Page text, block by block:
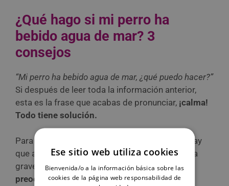
¿Qué hago si mi perro ha
bebido agua de mar? 3
consejos
“Mi perro ha bebido agua de mar, ¿qué puedo hacer?”
Si después de leer toda la información anterior,
esta es la frase que acabas de pronunciar, ¡calma!
Todo tiene solución.
Para empezar, si un perro toma agua de mar, hay
que analizar qué cantidad ha bebido y cuál es la
gravedad de sus síntomas.En casos
preocupantes o ante cualquier tipo de duda,
Ese sitio web utiliza cookies
Bienvenida/o a la información básica sobre las
cookies de la página web responsabilidad de